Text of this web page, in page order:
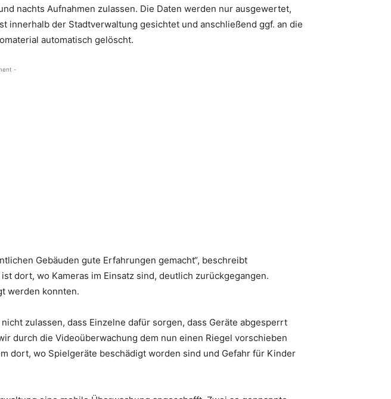
nachts Aufnahmen zulassen. Die Daten werden nur ausgewertet,
innerhalb der Stadtverwaltung gesichtet und anschließend ggf. an die
automatisch gelöscht.
-
Gebäuden gute Erfahrungen gemacht“, beschreibt
dort, wo Kameras im Einsatz sind, deutlich zurückgegangen.
werden konnten.
zulassen, dass Einzelne dafür sorgen, dass Geräte abgesperrt
durch die Videoüberwachung dem nun einen Riegel vorschieben
dort, wo Spielgeräte beschädigt worden sind und Gefahr für Kinder